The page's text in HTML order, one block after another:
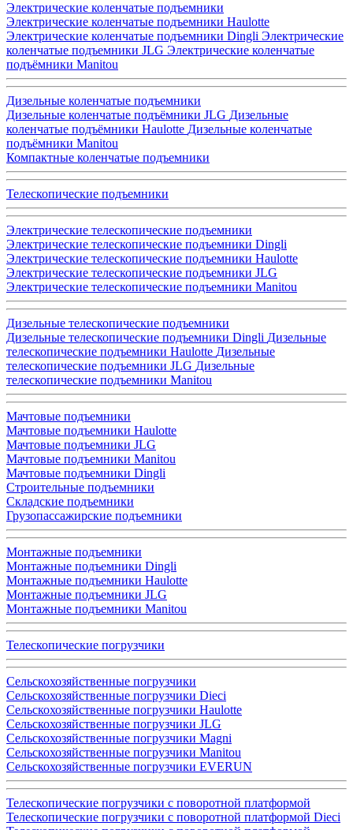
Электрические коленчатые подъемники
Электрические коленчатые подъемники Haulotte
Электрические коленчатые подъемники Dingli Электрические
коленчатые подъемники JLG Электрические коленчатые
подъёмники Manitou
Дизельные коленчатые подъемники
Дизельные коленчатые подъёмники JLG Дизельные
коленчатые подъёмники Haulotte Дизельные коленчатые
подъёмники Manitou
Компактные коленчатые подъемники
Телескопические подъемники
Электрические телескопические подъемники
Электрические телескопические подъемники Dingli
Электрические телескопические подъемники Haulotte
Электрические телескопические подъемники JLG
Электрические телескопические подъемники Manitou
Дизельные телескопические подъемники
Дизельные телескопические подъемники Dingli Дизельные
телескопические подъемники Haulotte Дизельные
телескопические подъемники JLG Дизельные
телескопические подъемники Manitou
Мачтовые подъемники
Мачтовые подъемники Haulotte
Мачтовые подъемники JLG
Мачтовые подъемники Manitou
Мачтовые подъемники Dingli
Строительные подъемники
Складские подъемники
Грузопассажирские подъемники
Монтажные подъемники
Монтажные подъемники Dingli
Монтажные подъемники Haulotte
Монтажные подъемники JLG
Монтажные подъемники Manitou
Телескопические погрузчики
Сельскохозяйственные погрузчики
Сельскохозяйственные погрузчики Dieci
Сельскохозяйственные погрузчики Haulotte
Сельскохозяйственные погрузчики JLG
Сельскохозяйственные погрузчики Magni
Сельскохозяйственные погрузчики Manitou
Сельскохозяйственные погрузчики EVERUN
Телескопические погрузчики с поворотной платформой
Телескопические погрузчики с поворотной платформой Dieci